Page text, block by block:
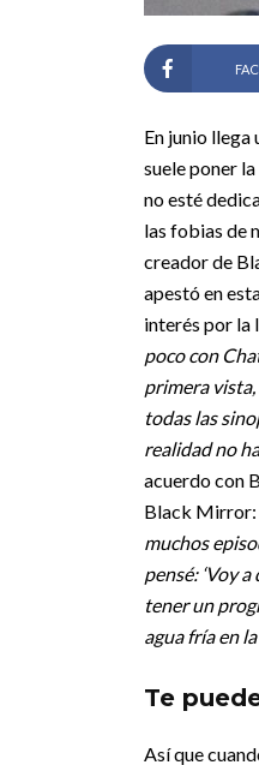
En junio llega
suele poner
no esté
las fobias de
creador de
apestó en
interés por la
poco con
primera vista,
todas las
realidad no
acuerdo con
Black Mirror:
muchos
pensé: ‘Voy
tener un
agua fría en la
Te
Así que